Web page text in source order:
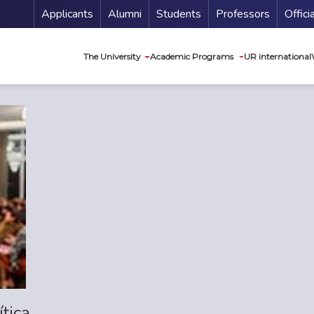
Menu Secundario
Applicants Alumni Students Professors
The University Academic Programs UR international